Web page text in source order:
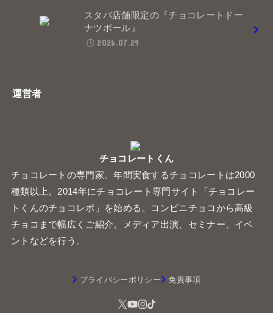
スタバ店舗限定の『チョコレートドー
ナツボール』
2026.07.29
運営者
チョコレートくん
チョコレートの専門家。年間実食するチョコレートは2000
種類以上。2014年にチョコレート専門サイト「チョコレー
トくんのチョコレポ」を始める。コンビニチョコから高級
チョコまで幅広くご紹介。メディア出演、セミナー、イベ
ントなどを行う。
プライバシーポリシー 免責事項